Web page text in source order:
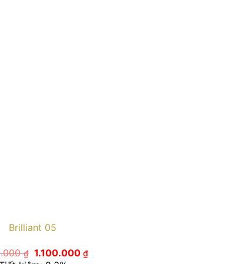
Brilliant 05
₫ Giá
gốc
1.100.000₫Giá